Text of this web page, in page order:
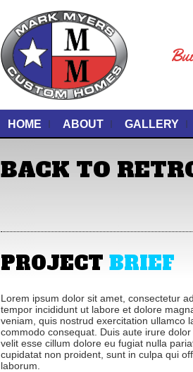
HOME ABOUT GALLERY
BACK TO
PROJECT BRIEF
Lorem ipsum dolor sit amet, consectetur
tempor incididunt ut labore et dolore
veniam, quis nostrud exercitation ullamco
commodo consequat. Duis aute irure
velit esse cillum dolore eu fugiat nulla
cupidatat non proident, sunt in culpa qui
laborum.